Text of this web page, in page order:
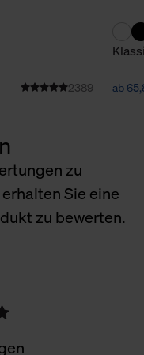
2389 ab
zu
Sie eine
zu bewerten.